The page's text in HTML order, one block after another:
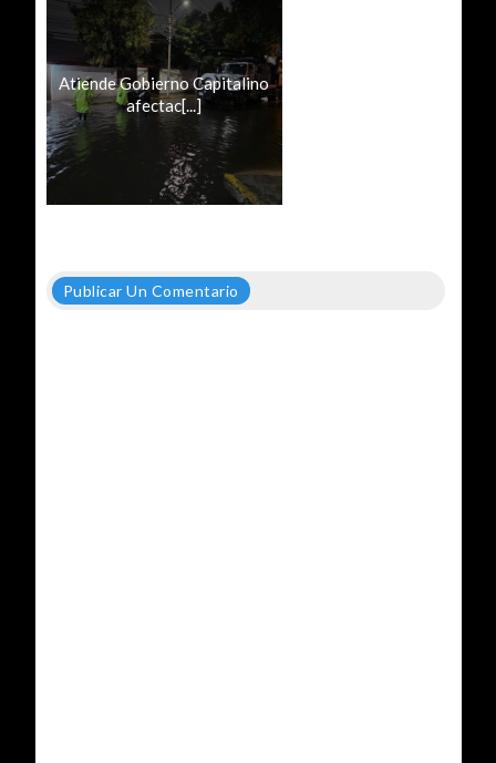
Atiende Gobierno Capitalino
afectac[...]
Publicar Un Comentario